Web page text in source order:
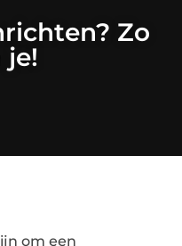
Zo
je!
om een